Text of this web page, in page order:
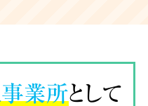
事業所として